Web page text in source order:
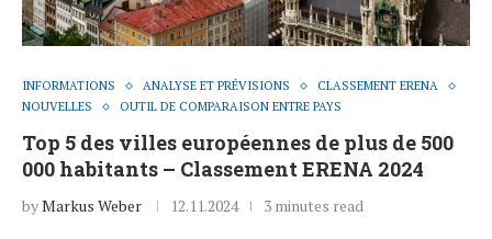
INFORMATIONS ANALYSE ET PRÉVISIONS
CLASSEMENT ERENA
NOUVELLES
OUTIL DE COMPARAISON ENTRE PAYS
Top 5 des villes européennes de plus de 500
000 habitants – Classement ERENA 2024
byMarkus Weber 12.11.2024 3 minutes read